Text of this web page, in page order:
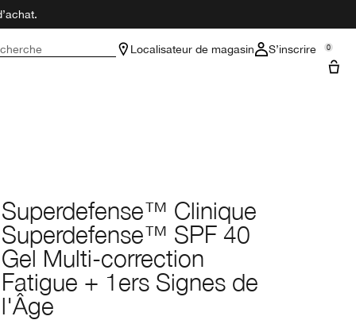
Localisateur de magasin S’inscrire 0
Superdefense™ Clinique
Superdefense™ SPF 40
Gel Multi-correction
Fatigue + 1ers Signes de
l'Âge